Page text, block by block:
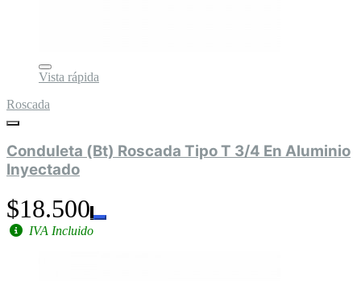
Vista rápida
Roscada
Conduleta (Bt) Roscada Tipo T 3/4 En Aluminio
Inyectado
$18.500
IVA Incluido